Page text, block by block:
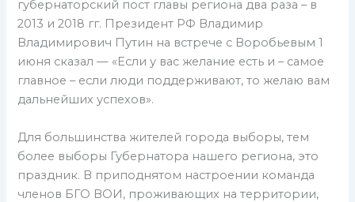
губернаторский пост главы региона два раза – в
2013 и 2018 гг. Президент РФ Владимир
Владимирович Путин на встрече с Воробьевым 1
июня сказал — «Если у вас желание есть и – самое
главное – если люди поддерживают, то желаю вам
дальнейших успехов».
Для большинства жителей города выборы, тем
более выборы Губернатора нашего региона, это
праздник. В приподнятом настроении команда
членов БГО ВОИ, проживающих на территории,